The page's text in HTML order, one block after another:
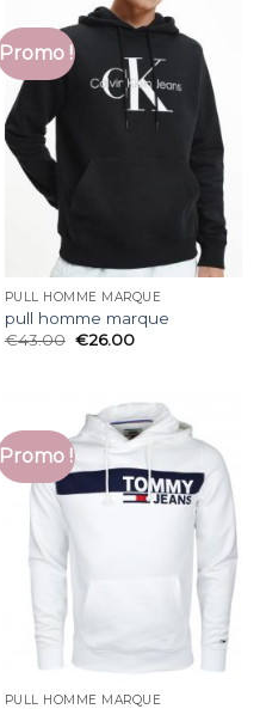
Promo !
PULL HOMME MARQUE
pull homme marque
€43.00 €26.00
Promo !
PULL HOMME MARQUE